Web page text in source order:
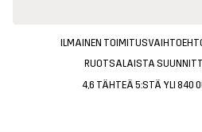
ILMAINEN
RUOTSALAISTA
4,6 TÄHTEÄ 5:STÄ YLI 840